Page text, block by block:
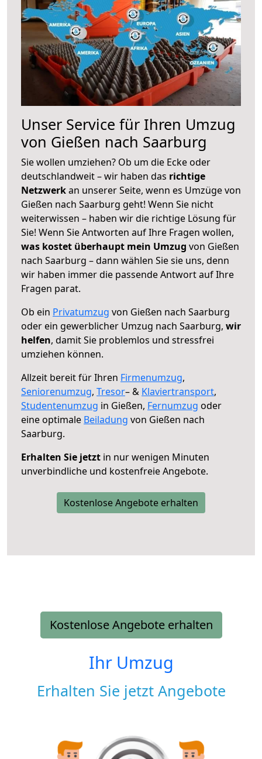
Unser Service für Ihren Umzug
von Gießen nach Saarburg
Sie wollen umziehen? Ob um die Ecke oder
deutschlandweit – wir haben das richtige
Netzwerkan unserer Seite, wenn es Umzüge von
Gießen nach Saarburg geht! Wenn Sie nicht
weiterwissen – haben wir die richtige Lösung für
Sie! Wenn Sie Antworten auf Ihre Fragen wollen,
was kostet überhaupt mein Umzug von Gießen
nach Saarburg – dann wählen Sie sie uns, denn
wir haben immer die passende Antwort auf Ihre
Fragen parat.
Ob ein Privatumzug von Gießen nach Saarburg
oder ein gewerblicher Umzug nach Saarburg, wir
helfen, damit Sie problemlos und stressfrei
umziehen können.
Allzeit bereit für Ihren Firmenumzug,
Seniorenumzug, Tresor– & Klaviertransport,
Studentenumzug in Gießen, Fernumzug oder
eine optimale Beiladung von Gießen nach
Saarburg.
Erhalten Sie jetzt in nur wenigen Minuten
unverbindliche und kostenfreie Angebote.
Kostenlose Angebote erhalten
Kostenlose Angebote erhalten
Ihr Umzug
Erhalten Sie jetzt Angebote